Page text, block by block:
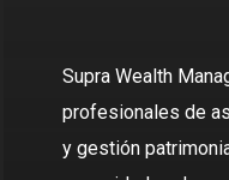
Supra Wealth
profesionales de
y gestión